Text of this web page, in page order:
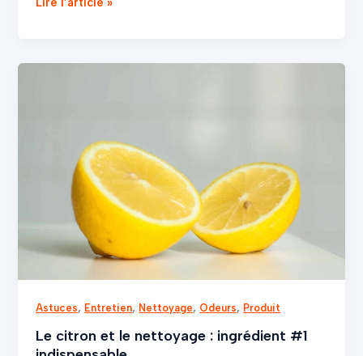
Astuces, Entretien, Nettoyage, Odeurs, Produit
Le citron et le nettoyage : ingrédient #1
nettoyage
ingrédient
indispensable